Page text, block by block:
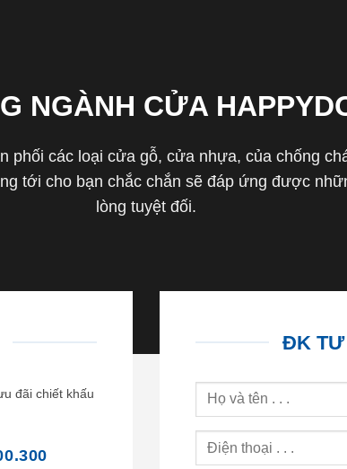
NGÀNH CỬA
phối các loại cửa gỗ, cửa nhựa, của chống
tới cho bạn chắc chắn sẽ đáp ứng được
lòng tuyệt đối.
đãi chiết khấu
ĐK TƯ